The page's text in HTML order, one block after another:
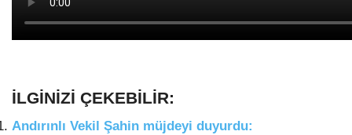
İLGİNİZİ ÇEKEBİLİR:
Andırınlı Vekil Şahin müjdeyi duyurdu: